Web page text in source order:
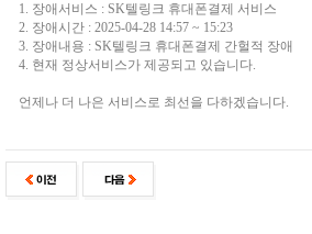
1. 장애서비스 : SK텔링크 휴대폰결제 서비스
2. 장애시간 : 2025-04-28 14:57 ~ 15:23
3. 장애내용 : SK텔링크 휴대폰결제 간헐적 장애
4. 현재 정상서비스가 제공되고 있습니다.
언제나 더 나은 서비스로 최선을 다하겠습니다.